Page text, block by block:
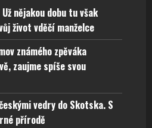
nějakou dobu tu však
život vděčí manželce
známého zpěváka
zaujme spíše svou
vedry do Skotska. S
přírodě